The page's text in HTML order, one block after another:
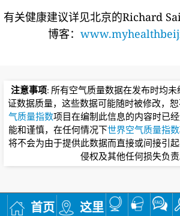
有关健康建议详见北京的Richard
博客：
注意事项: 所有空气质量数据在发布时均
证数据质量，这些数据可能随时被修改，恕
气质量指数项目在编制此信息的内容时已
能和谨慎，在任何情况下世界空气质量指数
将不会为由于提供此数据而直接或间接引起
侵权及其他任何损失负责
首页 这里